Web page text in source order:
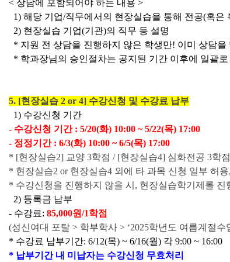
< 상담에 포함되어야 하는 내용 >
1) 해당 기업/직무에서의 현장실습을 통해 전공(혹은
2) 현장실습 기업(기관)의 직무 등 설명
* 지원 전 상담을 진행하지 않은 학생만! 이미 상담
* 학과장님의 승인절차는 공지된 기간 이후에 일괄
5. [현장실습 2 or 4] 수강신청 및 수강료 납부
1) 수강신청 기간
- 수강신청 기간 : 5/20(화) 10:00 ~ 5/22(목) 17:00
- 정정기간 : 6/3(화) 10:00 ~ 6/5(목) 17:00
* [현장실습2] 교양 3학점 / [현장실습4] 심화전공 3학점
* 현장실습2 or 현장실습4 외에 타 과목 신청 일부 허
* 수강신청을 진행하지 않을 시, 현장실습학기제를 진
2) 등록금 납부
- 수강료: 85,000원/1학점
(성신여대 포탈 > 학부학사 > ‘2025학년도 여름계절수
* 수강료 납부기간: 6/12(목) ~ 6/16(월) 각 9:00 ~ 16:00
* 납부기간 내 미납자는 수강신청 무효처리